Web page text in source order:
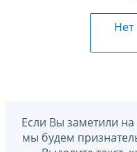
Нет
Если Вы заметили на
мы будем